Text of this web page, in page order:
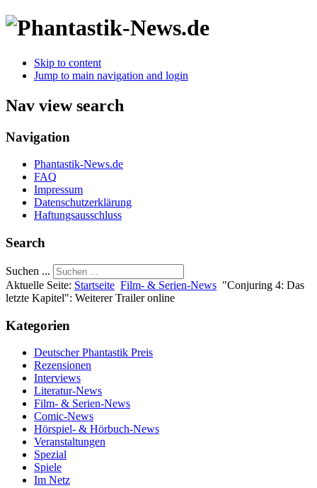
Skip to content
Jump to main navigation and login
Nav view search
Navigation
Phantastik-News.de
FAQ
Impressum
Datenschutzerklärung
Haftungsausschluss
Search
Suchen ...
Aktuelle Seite: Startseite Film- & Serien-News "Conjuring 4: Das
letzte Kapitel": Weiterer Trailer online
Kategorien
Deutscher Phantastik Preis
Rezensionen
Interviews
Literatur-News
Film- & Serien-News
Comic-News
Hörspiel- & Hörbuch-News
Veranstaltungen
Spezial
Spiele
Im Netz